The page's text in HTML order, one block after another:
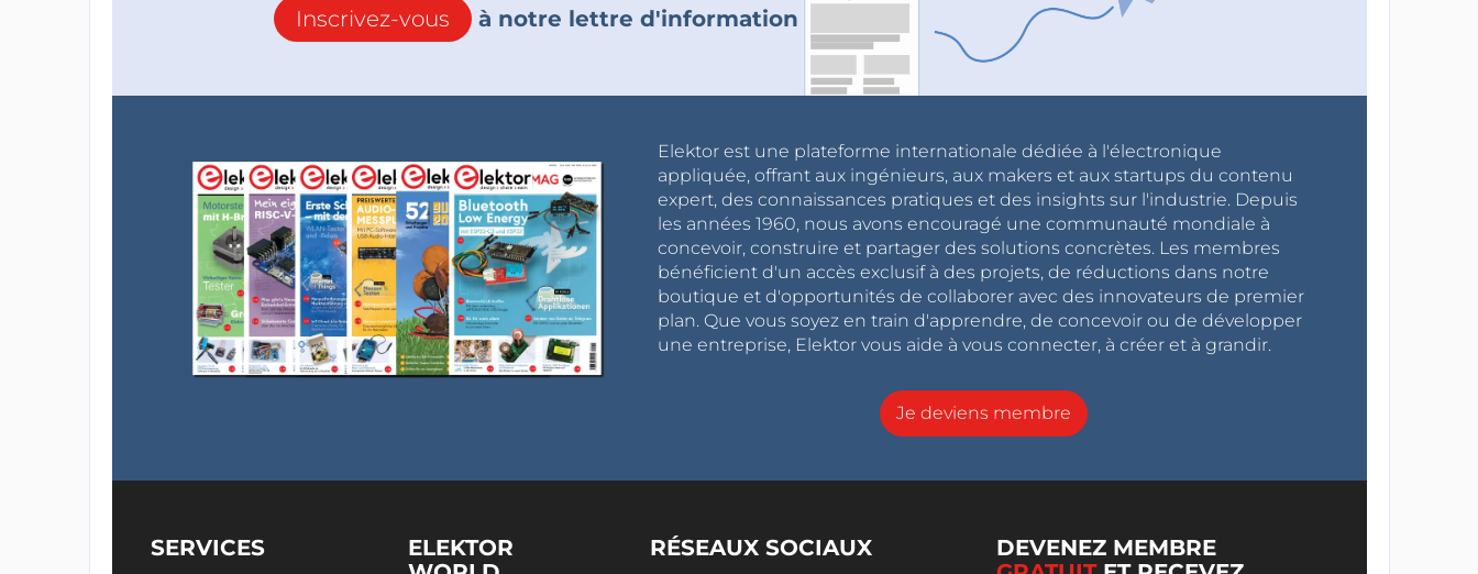
Inscrivez-vous à notre lettre d'information
Elektor est une plateforme internationale dédiée à l'électronique
appliquée, offrant aux ingénieurs, aux makers et aux startups du contenu
expert, des connaissances pratiques et des insights sur l'industrie. Depuis
les années 1960, nous avons encouragé une communauté mondiale à
concevoir, construire et partager des solutions concrètes. Les membres
bénéficient d'un accès exclusif à des projets, de réductions dans notre
boutique et d'opportunités de collaborer avec des innovateurs de premier
plan. Que vous soyez en train d'apprendre, de concevoir ou de développer
une entreprise, Elektor vous aide à vous connecter, à créer et à grandir.
Je deviens membre
SERVICES
ELEKTOR
RÉSEAUX SOCIAUX
DEVENEZ MEMBRE